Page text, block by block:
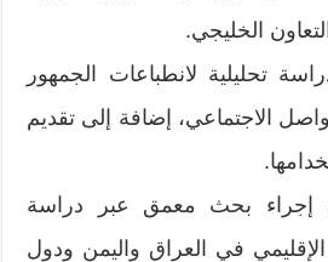
الخليجي.
تحليلية لانطباعات الجمهور
الاجتماعي، إضافة إلى تقديم
إجراء بحث معمق عبر دراسة
في العراق واليمن ودول